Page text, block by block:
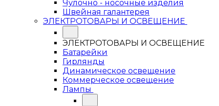
Чулочно - носочные изделия
Швейная галантерея
ЭЛЕКТРОТОВАРЫ И ОСВЕЩЕНИЕ
ЭЛЕКТРОТОВАРЫ И ОСВЕЩЕНИЕ
Батарейки
Гирлянды
Динамическое освещение
Коммерческое освещение
Лампы